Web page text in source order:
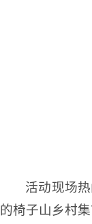
活动现场
的椅子山乡村